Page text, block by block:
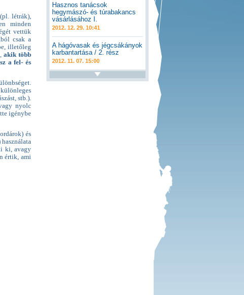
létrák),
minden
vettük
csak a
illetőleg
akik több
a fel- és
stb.).
nyolc
igénybe
és
ki, avagy
értik, ami
Hasznos tanácsok
hegymászó- és túrabakancs
vásárlásához I.
2012. 12. 29. 10:41
A hágóvasak és jégcsákányok
karbantartása / 2. rész
2012. 11. 07. 15:00